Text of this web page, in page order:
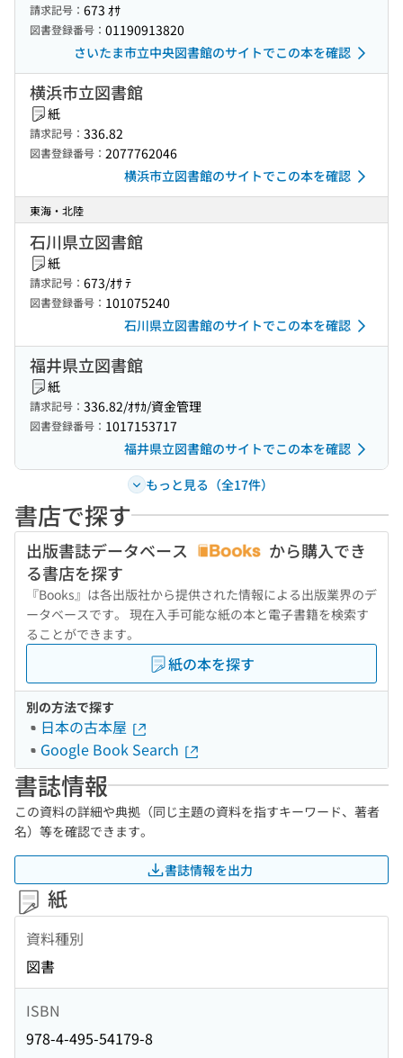
請求記号： 673 ｵｻ
図書登録番号： 01190913820
さいたま市立中央図書館のサイトでこの本を確認
横浜市立図書館
紙
請求記号： 336.82
図書登録番号： 2077762046
横浜市立図書館のサイトでこの本を確認
東海・北陸
石川県立図書館
紙
請求記号： 673/ｵｻ ﾃ
図書登録番号： 101075240
石川県立図書館のサイトでこの本を確認
福井県立図書館
紙
請求記号： 336.82/ｵｻｶ/資金管理
図書登録番号： 1017153717
福井県立図書館のサイトでこの本を確認
もっと見る（全17件）
書店で探す
出版書誌データベース
から購入でき
る書店を探す
『Books』は各出版社から提供された情報による出版業界のデ
ータベースです。 現在入手可能な紙の本と電子書籍を検索す
ることができます。
紙の本を探す
別の方法で探す
日本の古本屋
Google Book Search
書誌情報
この資料の詳細や典拠（同じ主題の資料を指すキーワード、著者
名）等を確認できます。
書誌情報を出力
紙
資料種別
図書
ISBN
978-4-495-54179-8